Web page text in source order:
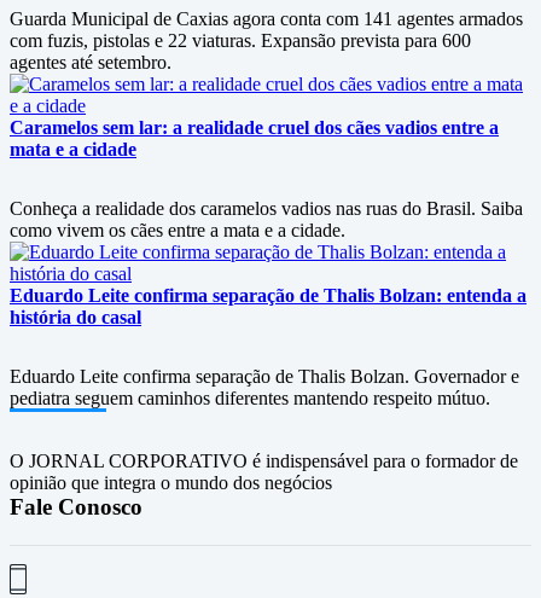
Guarda Municipal de Caxias agora conta com 141 agentes armados
com fuzis, pistolas e 22 viaturas. Expansão prevista para 600
agentes até setembro.
Caramelos sem lar: a realidade cruel dos cães vadios entre a
mata e a cidade
Conheça a realidade dos caramelos vadios nas ruas do Brasil. Saiba
como vivem os cães entre a mata e a cidade.
Eduardo Leite confirma separação de Thalis Bolzan: entenda a
história do casal
Eduardo Leite confirma separação de Thalis Bolzan. Governador e
pediatra seguem caminhos diferentes mantendo respeito mútuo.
O JORNAL CORPORATIVO é indispensável para o formador de
opinião que integra o mundo dos negócios
Fale Conosco